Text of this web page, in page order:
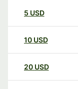
5 USD
10 USD
20 USD